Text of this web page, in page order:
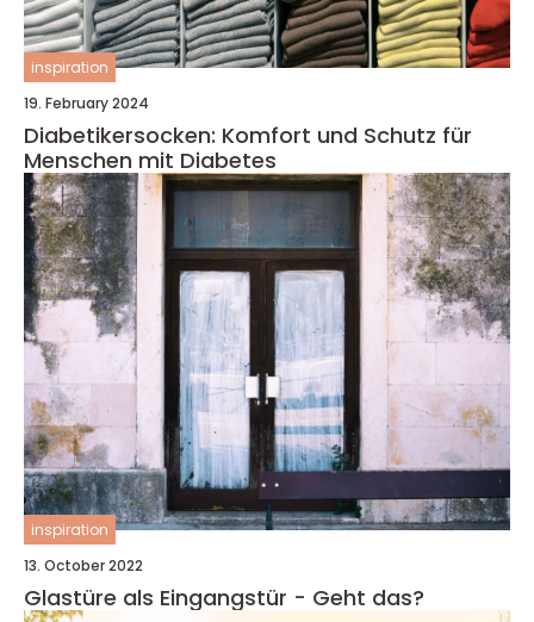
inspiration
19. February 2024
Diabetikersocken: Komfort und Schutz für
Menschen mit Diabetes
inspiration
13. October 2022
Glastüre als Eingangstür - Geht das?